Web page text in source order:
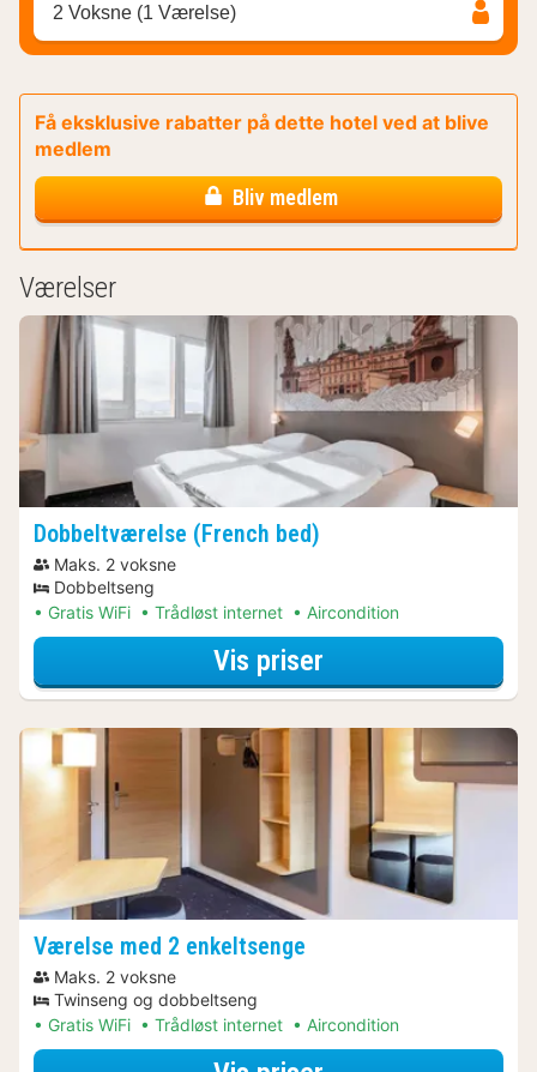
2 Voksne (1 Værelse)
Få eksklusive rabatter på dette hotel ved at blive
medlem
Bliv medlem
Værelser
Dobbeltværelse (French bed)
Maks. 2 voksne
Dobbeltseng
Gratis WiFi
Trådløst internet Aircondition
Vis priser
Værelse med 2 enkeltsenge
Maks. 2 voksne
Twinseng og dobbeltseng
Gratis WiFi
Trådløst internet Aircondition